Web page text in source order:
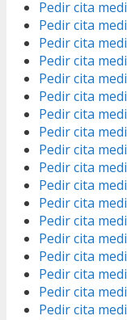
Pedir cita
Pedir cita
Pedir cita
Pedir cita
Pedir cita
Pedir cita
Pedir cita
Pedir cita
Pedir cita
Pedir cita
Pedir cita
Pedir cita
Pedir cita
Pedir cita
Pedir cita
Pedir cita
Pedir cita
Pedir cita